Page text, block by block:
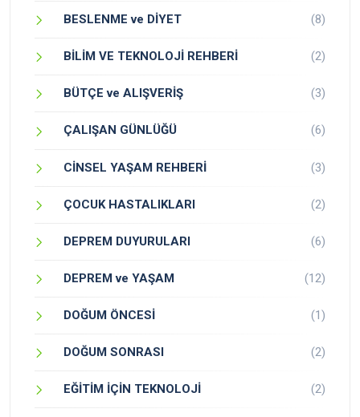
BESLENME ve DİYET (8)
BİLİM VE TEKNOLOJİ REHBERİ (2)
BÜTÇE ve ALIŞVERİŞ (3)
ÇALIŞAN GÜNLÜĞÜ (6)
CİNSEL YAŞAM REHBERİ (3)
ÇOCUK HASTALIKLARI (2)
DEPREM DUYURULARI (6)
DEPREM ve YAŞAM (12)
DOĞUM ÖNCESİ (1)
DOĞUM SONRASI (2)
EĞİTİM İÇİN TEKNOLOJİ (2)